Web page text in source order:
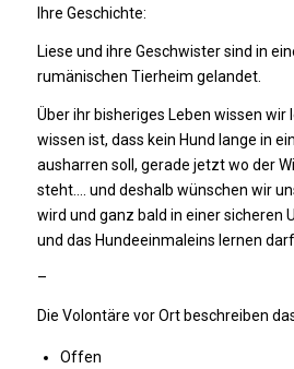
Ihre Geschichte:
Liese und ihre Geschwister sind in
rumänischen Tierheim gelandet.
Über ihr bisheriges Leben wissen wir
wissen ist, dass kein Hund lange in
ausharren soll, gerade jetzt wo der
steht…. und deshalb wünschen wir
wird und ganz bald in einer sicheren
und das Hundeeinmaleins lernen darf.
–
Die Volontäre vor Ort beschreiben
Offen